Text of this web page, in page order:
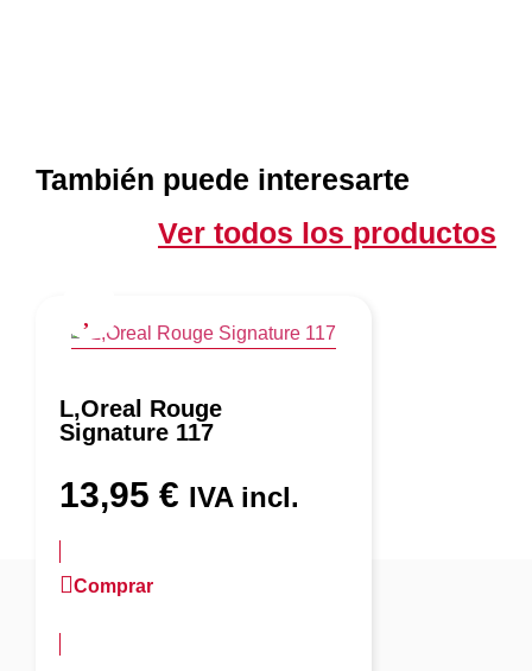
También puede interesarte
Ver todos los productos
L,Oreal Rouge
Signature 117
13,95 € IVA incl.
Comprar